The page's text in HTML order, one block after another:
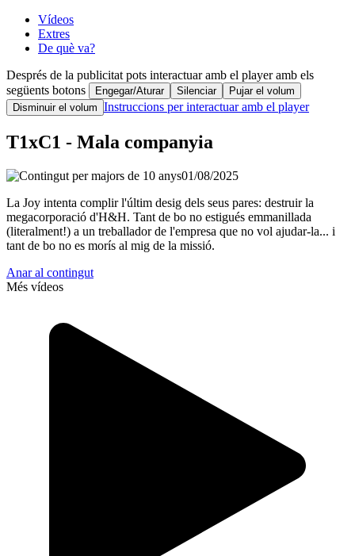
Vídeos
Extres
De què va?
Després de la publicitat pots interactuar amb el player amb els
següents botons
Engegar/Aturar Silenciar
Pujar el volum
Disminuir el volum Instruccions per interactuar amb el player
T1xC1 - Mala companyia
01/08/2025
La Joy intenta complir l'últim desig dels seus pares: destruir la
megacorporació d'H&H. Tant de bo no estigués emmanillada
(literalment!) a un treballador de l'empresa que no vol ajudar-la... i
tant de bo no es morís al mig de la missió.
Anar al contingut
Més vídeos